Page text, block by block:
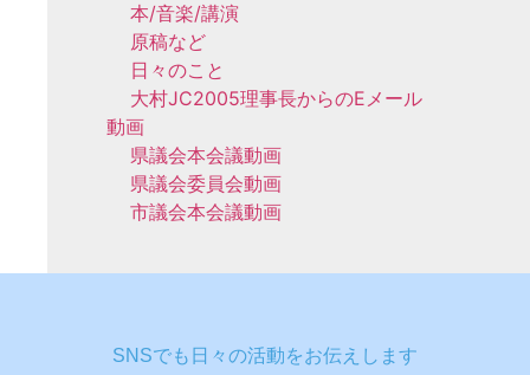
本/音楽/講演
原稿など
日々のこと
大村JC2005理事長からのEメール
動画
県議会本会議動画
県議会委員会動画
市議会本会議動画
SNSでも日々の活動をお伝えします